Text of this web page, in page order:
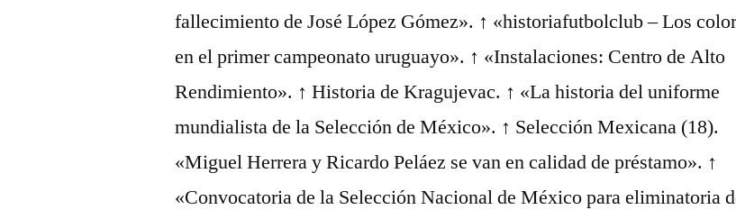
fallecimiento de José López Gómez». ↑ «historiafutbolclub – Los
en el primer campeonato uruguayo». ↑ «Instalaciones: Centro de Alto
Rendimiento». ↑ Historia de Kragujevac. ↑ «La historia del uniforme
mundialista de la Selección de México». ↑ Selección Mexicana (18).
«Miguel Herrera y Ricardo Peláez se van en calidad de préstamo». ↑
«Convocatoria de la Selección Nacional de México para eliminatoria